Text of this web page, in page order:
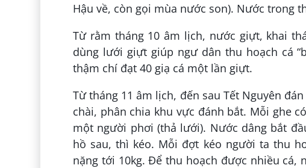
Hậu về, còn gọi mùa nước son). Nước trong
Từ rằm tháng 10 âm lịch, nước giựt, khai
dùng lưới giựt giúp ngư dân thu hoạch cá
thậm chí đạt 40 giạ cá một lần giựt.
Từ tháng 11 âm lịch, đến sau Tết Nguyên
chài, phân chia khu vực đánh bắt. Mỗi ghe
một người phơi (thả lưới). Nước dâng bắt
hồ sau, thì kéo. Mỗi đợt kéo người ta thu
nặng tới 10kg. Để thu hoạch được nhiều cá,